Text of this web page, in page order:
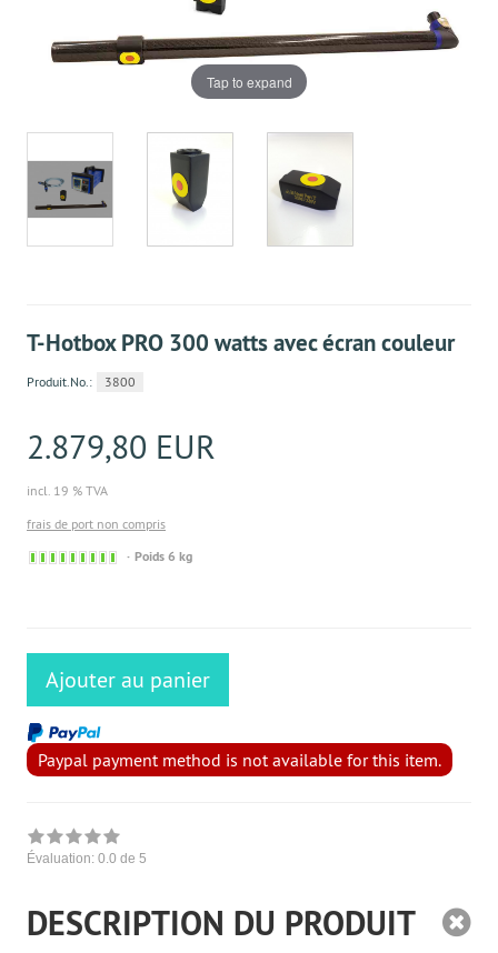
Tap to expand
T-Hotbox PRO 300 watts avec écran couleur
Produit.No.: 3800
2.879,80 EUR
incl. 19 % TVA
frais de port non compris
Sofort versandfähig, ausreichende Stückzahl
Poids 6 kg
Ajouter au panier
Paypal payment method is not available for this item.
Évaluation: 0.0 de 5
DESCRIPTION DU PRODUIT